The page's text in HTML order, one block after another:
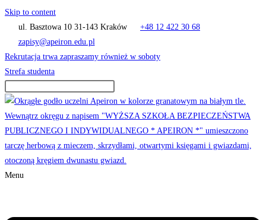
Skip to content
ul. Basztowa 10 31-143 Kraków
+48 12 422 30 68
zapisy@apeiron.edu.pl
Rekrutacja trwa zapraszamy również w soboty
Strefa studenta
Menu